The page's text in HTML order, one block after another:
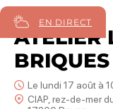
EN DIRECT
17 août 2026
ATELIER
BRIQUES
Le lundi 17 août à
CIAP, rez-de-mer